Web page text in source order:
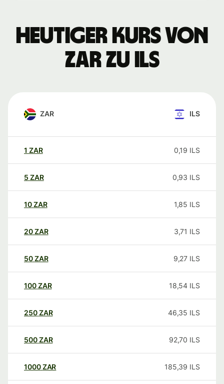
Heutiger Kurs von
ZAR zu ILS
ZAR ILS
1 ZAR 0,19 ILS
5 ZAR 0,93 ILS
10ZAR 1,85 ILS
20ZAR 3,71 ILS
50ZAR 9,27 ILS
100ZAR 18,54 ILS
250ZAR 46,35 ILS
500ZAR 92,70 ILS
1000ZAR 185,39 ILS